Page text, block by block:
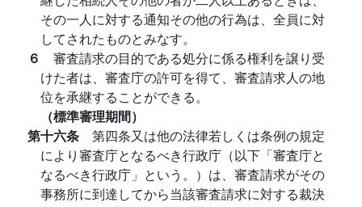
その一人に対する通知その他の行為は、全員に対
してされたものとみなす。
６ 審査請求の目的である処分に係る権利を譲り受
けた者は、審査庁の許可を得て、審査請求人の地
位を承継することができる。
（標準審理期間）
第十六条 第四条又は他の法律若しくは条例の規定
により審査庁となるべき行政庁（以下「審査庁と
なるべき行政庁」という。）は、審査請求がその
事務所に到達してから当該審査請求に対する裁決